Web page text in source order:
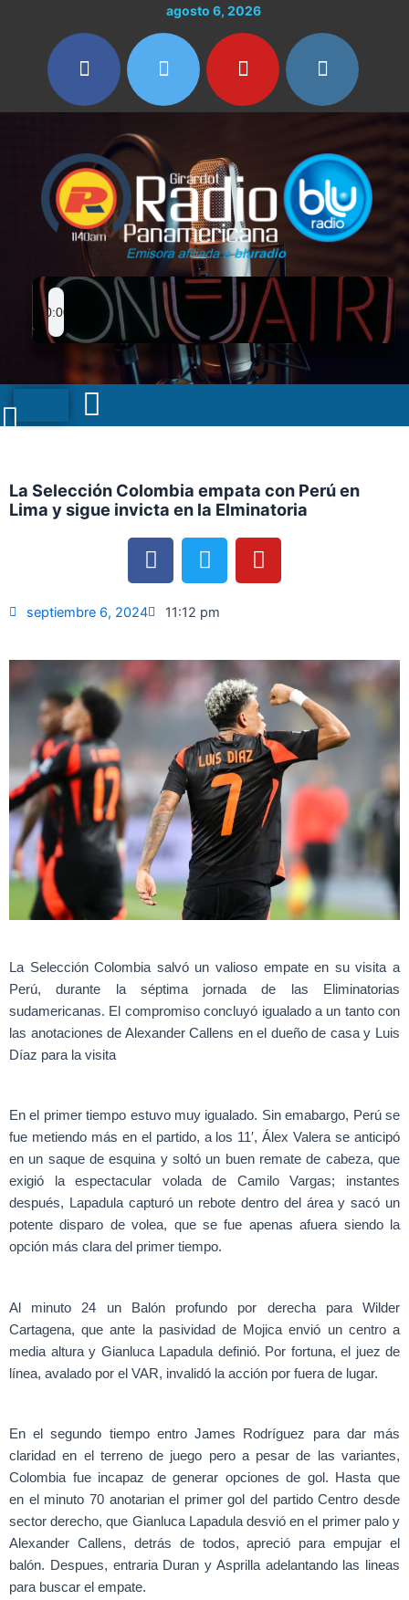
contenido
agosto 6, 2026
Menu
La Selección Colombia empata con Perú en
Lima y sigue invicta en la Elminatoria
F
a
c
e
o
k
T
w
i
t
r
Y
o
u
septiembre 6, 2024 11:12 pm
La Selección Colombia salvó un valioso empate en su visita a
Perú, durante la séptima jornada de las Eliminatorias
sudamericanas. El compromiso concluyó igualado a un tanto con
las anotaciones de Alexander Callens en el dueño de casa y Luis
Díaz para la visita
En el primer tiempo estuvo muy igualado. Sin emabargo, Perú se
fue metiendo más en el partido, a los 11′, Álex Valera se anticipó
en un saque de esquina y soltó un buen remate de cabeza, que
exigió la espectacular volada de Camilo Vargas; instantes
después, Lapadula capturó un rebote dentro del área y sacó un
potente disparo de volea, que se fue apenas afuera siendo la
opción más clara del primer tiempo.
Al minuto 24 un Balón profundo por derecha para Wilder
Cartagena, que ante la pasividad de Mojica envió un centro a
media altura y Gianluca Lapadula definió. Por fortuna, el juez de
línea, avalado por el VAR, invalidó la acción por fuera de lugar.
En el segundo tiempo entro James Rodríguez para dar más
claridad en el terreno de juego pero a pesar de las variantes,
Colombia fue incapaz de generar opciones de gol. Hasta que
en el minuto 70 anotarian el primer gol del partido Centro desde
sector derecho, que Gianluca Lapadula desvió en el primer palo y
Alexander Callens, detrás de todos, apreció para empujar el
balón. Despues, entraria Duran y Asprilla adelantando las lineas
para buscar el empate.